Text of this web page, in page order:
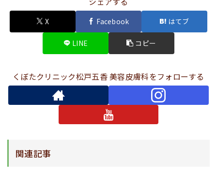
X Facebook はてブ
LINE コピー
くぼたクリニック松戸五香 美容皮膚科をフォローする
関連記事